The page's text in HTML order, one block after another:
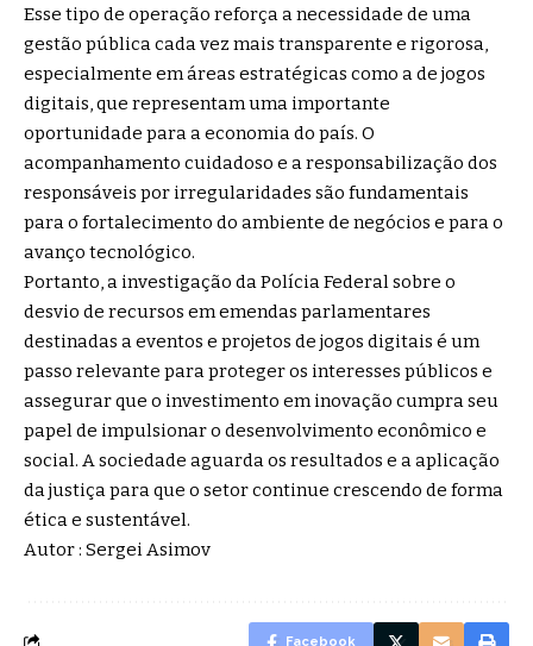
Esse tipo de operação reforça a necessidade de uma
gestão pública cada vez mais transparente e rigorosa,
especialmente em áreas estratégicas como a de jogos
digitais, que representam uma importante
oportunidade para a economia do país. O
acompanhamento cuidadoso e a responsabilização dos
responsáveis por irregularidades são fundamentais
para o fortalecimento do ambiente de negócios e para o
avanço tecnológico.
Portanto, a investigação da Polícia Federal sobre o
desvio de recursos em emendas parlamentares
destinadas a eventos e projetos de jogos digitais é um
passo relevante para proteger os interesses públicos e
assegurar que o investimento em inovação cumpra seu
papel de impulsionar o desenvolvimento econômico e
social. A sociedade aguarda os resultados e a aplicação
da justiça para que o setor continue crescendo de forma
ética e sustentável.
Autor : Sergei Asimov
Facebook